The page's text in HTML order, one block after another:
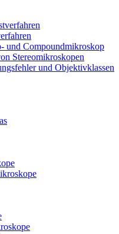
und Compoundmikroskop
Stereomikroskopen
und Objektivklassen